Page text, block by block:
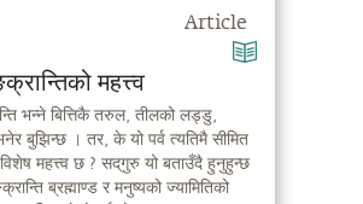
Article
महत्त्व
भन्ने बित्तिकै तरुल, तीलको लड्डु,
बुझिन्छ । तर, के यो पर्व त्यतिमै सीमित
महत्त्व छ ? सद्‌गुरु यो बताउँदै हुनुहुन्छ
ब्रह्माण्ड र मनुष्यको ज्यामितिको